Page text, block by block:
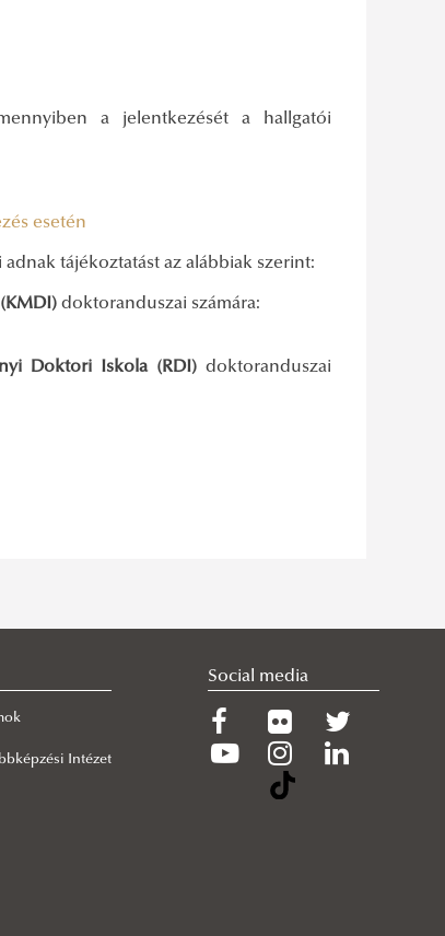
a jelentkezését a hallgatói
esetén
tájékoztatást az alábbiak szerint:
doktoranduszai számára:
Doktori Iskola (RDI) doktoranduszai
Intézet
Social media